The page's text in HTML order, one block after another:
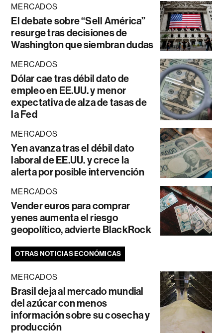
MERCADOS
El debate sobre “Sell América”
resurge tras decisiones de
Washington que siembran dudas
MERCADOS
Dólar cae tras débil dato de
empleo en EE.UU. y menor
expectativa de alza de tasas de
la Fed
MERCADOS
Yen avanza tras el débil dato
laboral de EE.UU. y crece la
alerta por posible intervención
MERCADOS
Vender euros para comprar
yenes aumenta el riesgo
geopolítico, advierte BlackRock
OTRAS NOTICIAS ECONÓMICAS
MERCADOS
Brasil deja al mercado mundial
del azúcar con menos
información sobre su cosecha y
producción